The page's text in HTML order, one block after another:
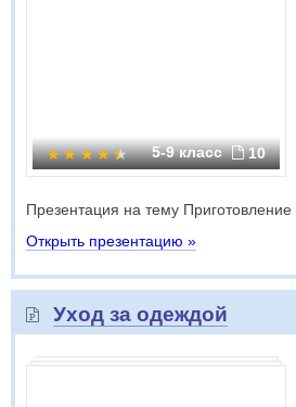
5-9 класс 10
Презентация на тему Приготовление
Открыть презентацию »
Уход за одеждой